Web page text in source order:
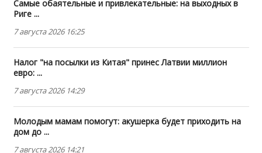
Самые обаятельные и привлекательные: на выходных в
Риге ...
7 августа 2026 16:25
Налог "на посылки из Китая" принес Латвии миллион
евро: ...
7 августа 2026 14:29
Молодым мамам помогут: акушерка будет приходить на
дом до ...
7 августа 2026 14:21